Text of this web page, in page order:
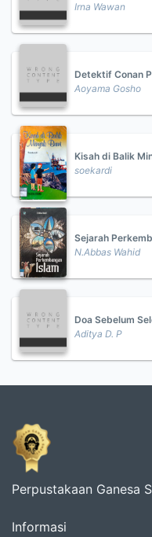
Irna Wawan
Detektif Conan
Aoyama Gosho
Kisah di Balik
soekardi
Sejarah
N.Abbas Wahid
Doa Sebelum
Aditya D. P
Perpustakaan Ganesa
Informasi